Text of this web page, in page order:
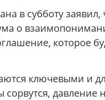
в субботу
о
которое
ключевыми и
сорвутся,